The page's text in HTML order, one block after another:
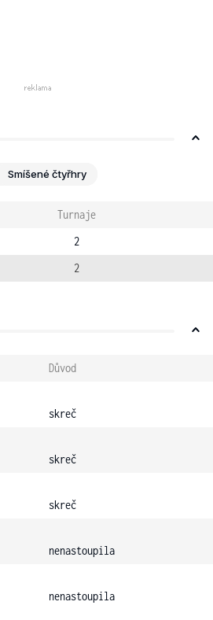
Smíšené čtyřhry
Turnaje
2
2
Důvod
skreč
skreč
skreč
nenastoupila
nenastoupila